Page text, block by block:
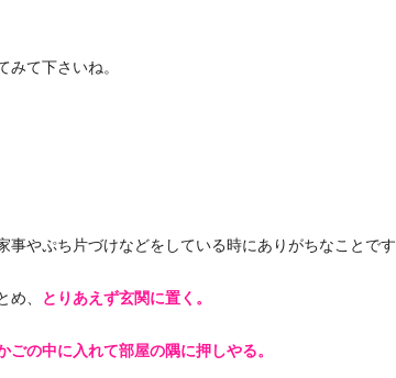
て下さいね。
やぷち片づけなどをしている時にありがちなことです
、 とりあえず玄関に置く。
ごの中に入れて部屋の隅に押しやる。